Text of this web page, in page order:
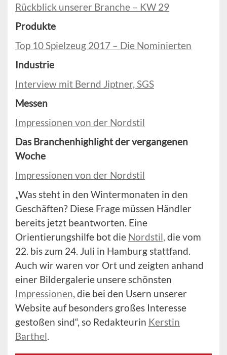
Rückblick unserer Branche – KW 29
Produkte
Top 10 Spielzeug 2017 – Die Nominierten
Industrie
Interview mit Bernd Jiptner, SGS
Messen
Impressionen von der Nordstil
Das Branchenhighlight der vergangenen
Woche
Impressionen von der Nordstil
„Was steht in den Wintermonaten in den
Geschäften? Diese Frage müssen Händler
bereits jetzt beantworten. Eine
Orientierungshilfe bot die Nordstil, die vom
22. bis zum 24. Juli in Hamburg stattfand.
Auch wir waren vor Ort und zeigten anhand
einer Bildergalerie unsere schönsten
Impressionen , die bei den Usern unserer
Website auf besonders großes Interesse
gestoßen sind“, so Redakteurin Kerstin
Barthel